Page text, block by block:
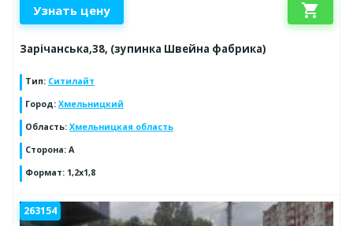
Узнать цену shopping_cart
Зарічанська,38, (зупинка Швейна фабрика)
Тип: Ситилайт
Город: Хмельницкий
Область: Хмельницкая область
Сторона: А
Формат: 1,2х1,8
263154